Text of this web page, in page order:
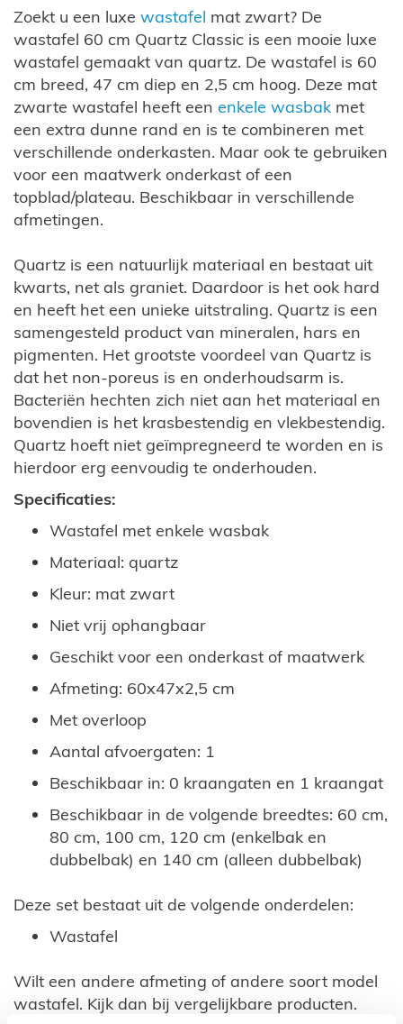
Zoekt u een luxe wastafel mat zwart? De
wastafel 60 cm Quartz Classic is een mooie luxe
wastafel gemaakt van quartz. De wastafel is 60
cm breed, 47 cm diep en 2,5 cm hoog. Deze mat
zwarte wastafel heeft een enkele wasbak met
een extra dunne rand en is te combineren met
verschillende onderkasten. Maar ook te gebruiken
voor een maatwerk onderkast of een
topblad/plateau. Beschikbaar in verschillende
afmetingen.
Quartz is een natuurlijk materiaal en bestaat uit
kwarts, net als graniet. Daardoor is het ook hard
en heeft het een unieke uitstraling. Quartz is een
samengesteld product van mineralen, hars en
pigmenten. Het grootste voordeel van Quartz is
dat het non-poreus is en onderhoudsarm is.
Bacteriën hechten zich niet aan het materiaal en
bovendien is het krasbestendig en vlekbestendig.
Quartz hoeft niet geïmpregneerd te worden en is
hierdoor erg eenvoudig te onderhouden.
Specificaties:
Wastafel met enkele wasbak
Materiaal: quartz
Kleur: mat zwart
Niet vrij ophangbaar
Geschikt voor een onderkast of maatwerk
Afmeting: 60x47x2,5 cm
Met overloop
Aantal afvoergaten: 1
Beschikbaar in: 0 kraangaten en 1 kraangat
Beschikbaar in de volgende breedtes: 60 cm,
80 cm, 100 cm, 120 cm (enkelbak en
dubbelbak) en 140 cm (alleen dubbelbak)
Deze set bestaat uit de volgende onderdelen:
Wastafel
Wilt een andere afmeting of andere soort model
wastafel. Kijk dan bij vergelijkbare producten.